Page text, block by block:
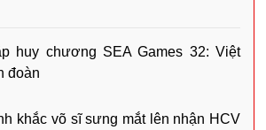
huy chương SEA Games 32: Việt
đoàn
khắc võ sĩ sưng mắt lên nhận HCV